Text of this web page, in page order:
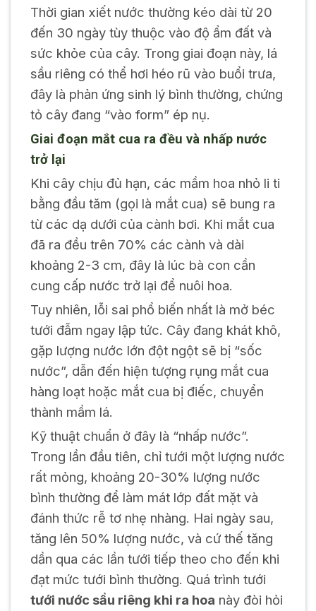
Thời gian xiết nước thường kéo dài từ 20
đến 30 ngày tùy thuộc vào độ ẩm đất và
sức khỏe của cây. Trong giai đoạn này, lá
sầu riêng có thể hơi héo rũ vào buổi trưa,
đây là phản ứng sinh lý bình thường, chứng
tỏ cây đang “vào form” ép nụ.
Giai đoạn mắt cua ra đều và nhấp nước
trở lại
Khi cây chịu đủ hạn, các mầm hoa nhỏ li ti
bằng đầu tăm (gọi là mắt cua) sẽ bung ra
từ các dạ dưới của cành bơi. Khi mắt cua
đã ra đều trên 70% các cành và dài
khoảng 2-3 cm, đây là lúc bà con cần
cung cấp nước trở lại để nuôi hoa.
Tuy nhiên, lỗi sai phổ biến nhất là mở béc
tưới đẫm ngay lập tức. Cây đang khát khô,
gặp lượng nước lớn đột ngột sẽ bị “sốc
nước”, dẫn đến hiện tượng rụng mắt cua
hàng loạt hoặc mắt cua bị điếc, chuyển
thành mầm lá.
Kỹ thuật chuẩn ở đây là “nhấp nước”.
Trong lần đầu tiên, chỉ tưới một lượng nước
rất mỏng, khoảng 20-30% lượng nước
bình thường để làm mát lớp đất mặt và
đánh thức rễ tơ nhẹ nhàng. Hai ngày sau,
tăng lên 50% lượng nước, và cứ thế tăng
dần qua các lần tưới tiếp theo cho đến khi
đạt mức tưới bình thường. Quá trình tưới
tưới nước sầu riêng khi ra hoa này đòi hỏi